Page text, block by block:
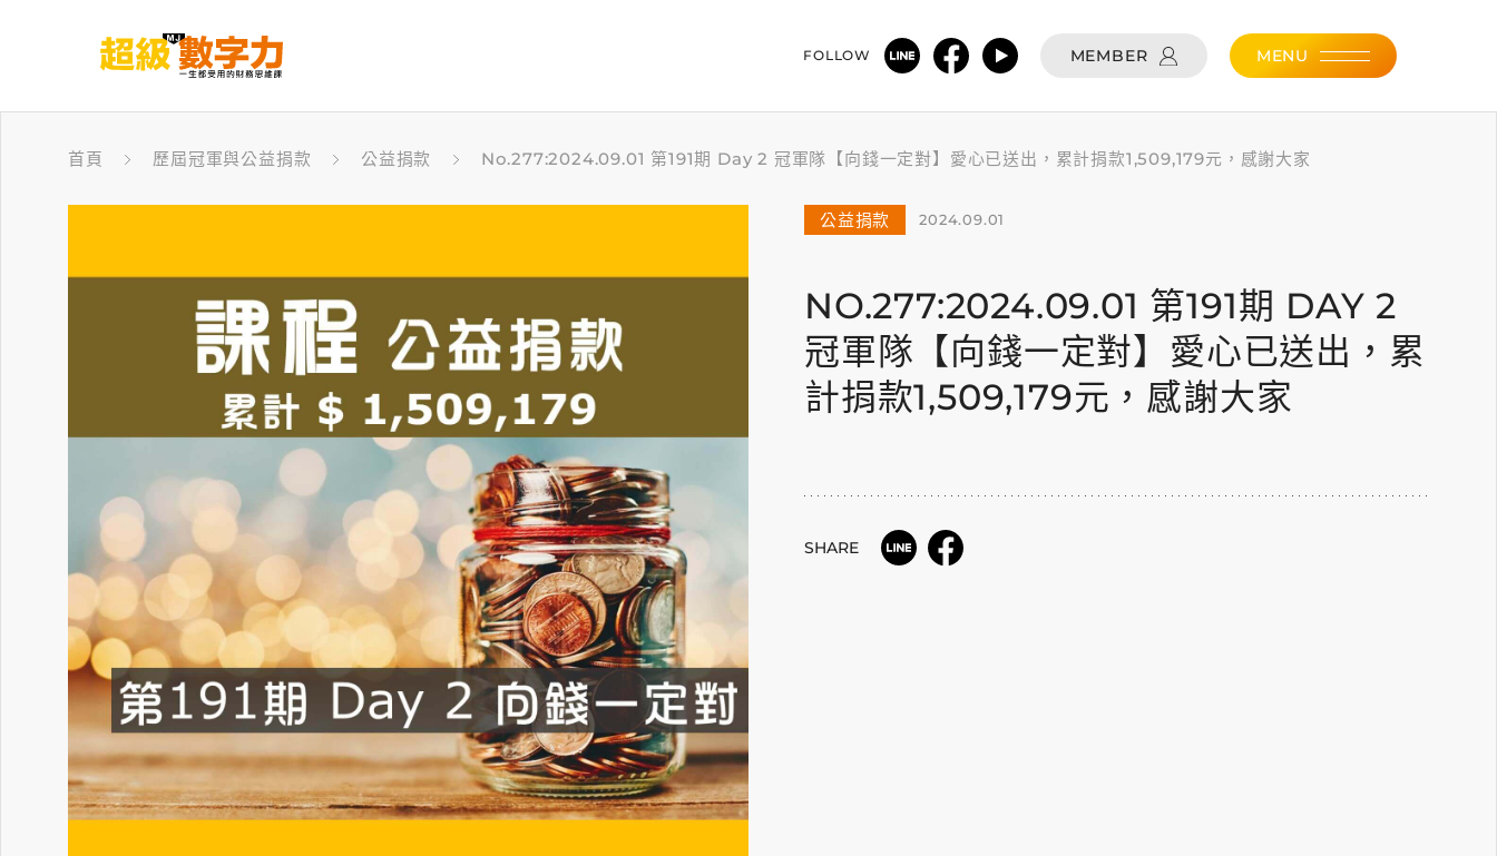
FOLLOW MEMBER MENU
首頁 歷屆冠軍與公益捐款 公益捐款 No.277:2024.09.01 第191期 Day 2 冠軍隊【向錢一定對】愛心已送出，累計捐款1,509,179元，感謝大家
公益捐款 2024.09.01
NO.277:2024.09.01 第191期 DAY 2
冠軍隊【向錢一定對】愛心已送出，累
計捐款1,509,179元，感謝大家
SHARE